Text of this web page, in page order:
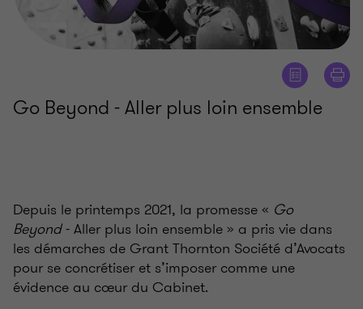
Go Beyond - Aller plus loin ensemble
Depuis le printemps 2021, la promesse « Go
Beyond- Aller plus loin ensemble » a pris vie dans
les démarches de Grant Thornton Société d’Avocats
pour se concrétiser et s’imposer comme une
évidence au cœur du Cabinet.